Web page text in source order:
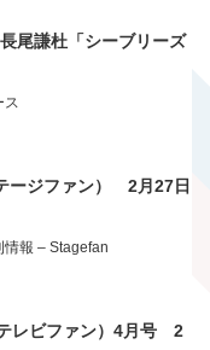
尾謙杜「シーブリーズ
ス
ージファン） 2月27日
情報 – Stagefan
レビファン）4月号 2